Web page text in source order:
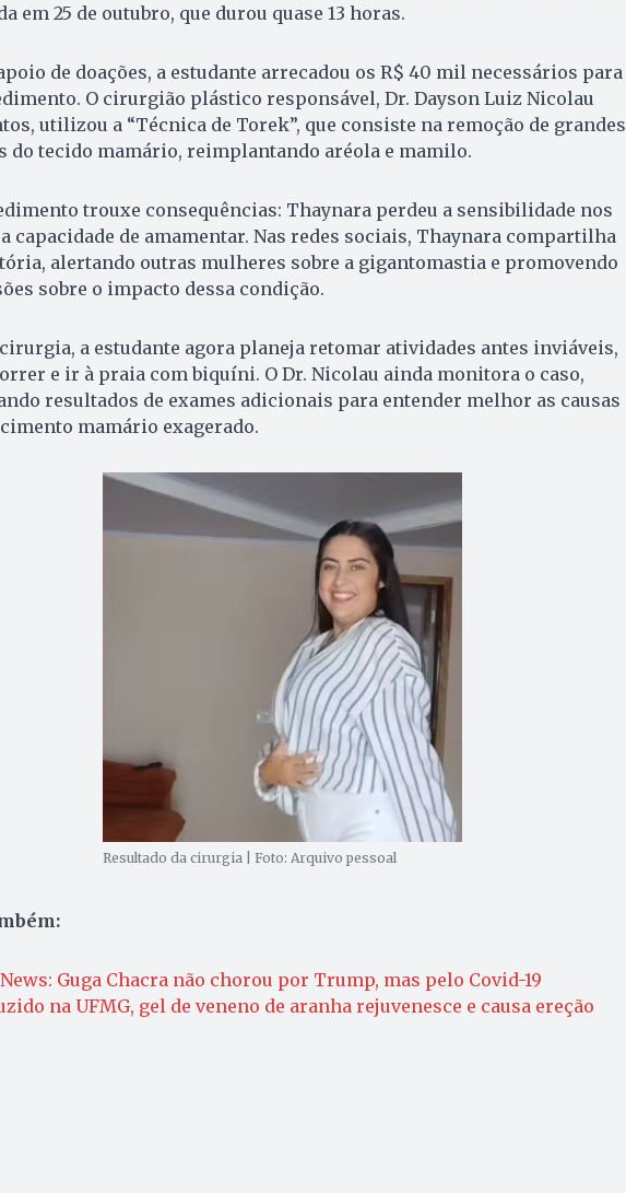
em 25 de outubro, que durou quase 13 horas.
de doações, a estudante arrecadou os R$ 40 mil necessários para
O cirurgião plástico responsável, Dr. Dayson Luiz Nicolau
utilizou a “Técnica de Torek”, que consiste na remoção de grandes
do tecido mamário, reimplantando aréola e mamilo.
trouxe consequências: Thaynara perdeu a sensibilidade nos
capacidade de amamentar. Nas redes sociais, Thaynara compartilha
alertando outras mulheres sobre a gigantomastia e promovendo
sobre o impacto dessa condição.
a estudante agora planeja retomar atividades antes inviáveis,
e ir à praia com biquíni. O Dr. Nicolau ainda monitora o caso,
resultados de exames adicionais para entender melhor as causas
mamário exagerado.
Resultado da cirurgia | Foto: Arquivo pessoal
Guga Chacra não chorou por Trump, mas pelo Covid-19
na UFMG, gel de veneno de aranha rejuvenesce e causa ereção